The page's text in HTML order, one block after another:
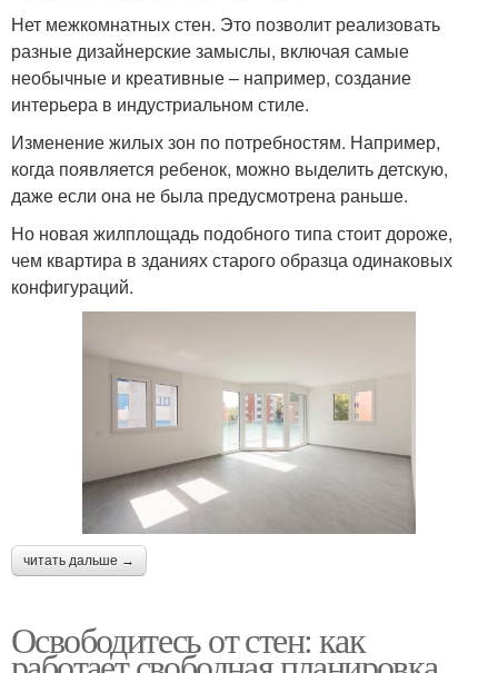
Нет межкомнатных стен. Это позволит реализовать
разные дизайнерские замыслы, включая самые
необычные и креативные – например, создание
интерьера в индустриальном стиле.
Изменение жилых зон по потребностям. Например,
когда появляется ребенок, можно выделить детскую,
даже если она не была предусмотрена раньше.
Но новая жилплощадь подобного типа стоит дороже,
чем квартира в зданиях старого образца одинаковых
конфигураций.
читать дальше →
Освободитесь от стен: как